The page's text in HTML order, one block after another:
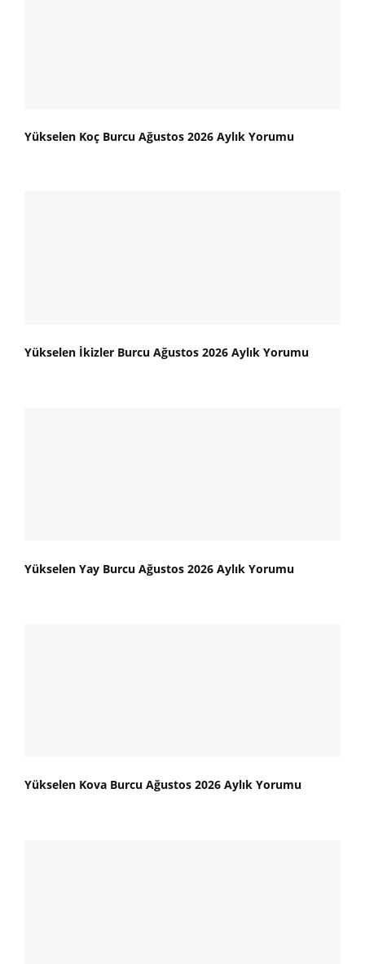
Yükselen Koç Burcu Ağustos 2026 Aylık Yorumu
Yükselen İkizler Burcu Ağustos 2026 Aylık Yorumu
Yükselen Yay Burcu Ağustos 2026 Aylık Yorumu
Yükselen Kova Burcu Ağustos 2026 Aylık Yorumu